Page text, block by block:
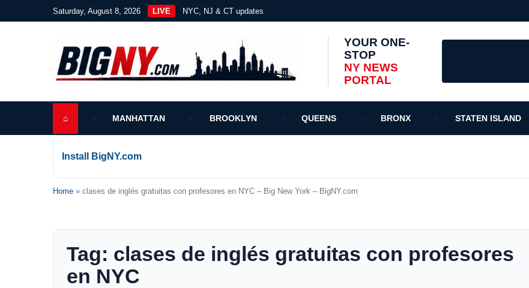
Saturday, August 8, 2026 LIVE NYC, NJ & CT updates
YOUR ONE-
STOP
NY NEWS
PORTAL
⌂ MANHATTAN BROOKLYN QUEENS BRONX STATEN ISLAND
Install BigNY.com
Home » clases de inglés gratuitas con profesores en NYC – Big New York – BigNY.com
Tag: clases de inglés gratuitas con profesores
en NYC